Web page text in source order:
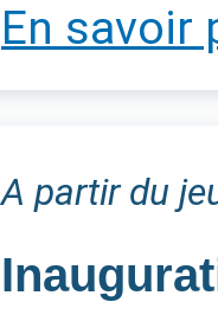
En savoir
A partir du